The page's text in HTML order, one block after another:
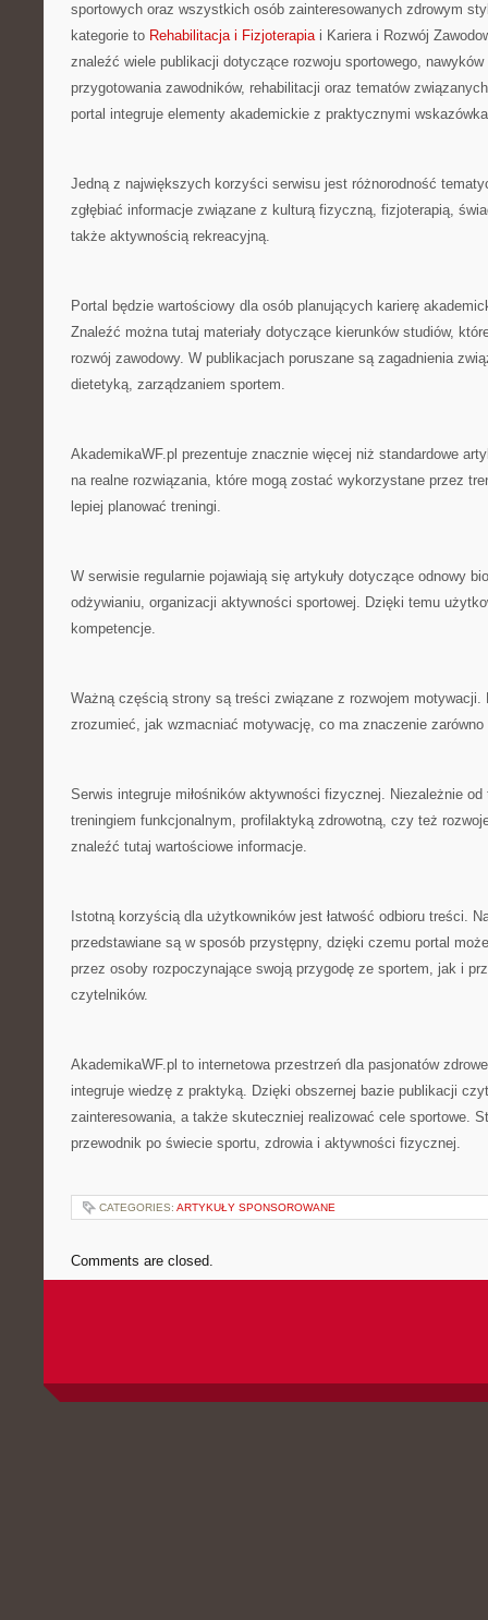
sportowych oraz wszystkich osób zainteresowanych zdrowym
kategorie to Rehabilitacja i Fizjoterapiai Kariera i Rozwój
znaleźć wiele publikacji dotyczące rozwoju sportowego,
przygotowania zawodników, rehabilitacji oraz tematów
portal integruje elementy akademickie z praktycznymi
Jedną z największych korzyści serwisu jest różnorodność
zgłębiać informacje związane z kulturą fizyczną, fizjoterapią,
także aktywnością rekreacyjną.
Portal będzie wartościowy dla osób planujących karierę
Znaleźć można tutaj materiały dotyczące kierunków studiów,
rozwój zawodowy. W publikacjach poruszane są zagadnienia
dietetyką, zarządzaniem sportem.
AkademikaWF.pl prezentuje znacznie więcej niż standardowe
na realne rozwiązania, które mogą zostać wykorzystane przez
lepiej planować treningi.
W serwisie regularnie pojawiają się artykuły dotyczące odnowy
odżywianiu, organizacji aktywności sportowej. Dzięki temu
kompetencje.
Ważną częścią strony są treści związane z rozwojem motywacji.
zrozumieć, jak wzmacniać motywację, co ma znaczenie
Serwis integruje miłośników aktywności fizycznej. Niezależnie
treningiem funkcjonalnym, profilaktyką zdrowotną, czy też
znaleźć tutaj wartościowe informacje.
Istotną korzyścią dla użytkowników jest łatwość odbioru treści.
przedstawiane są w sposób przystępny, dzięki czemu portal
przez osoby rozpoczynające swoją przygodę ze sportem, jak i
czytelników.
AkademikaWF.pl to internetowa przestrzeń dla pasjonatów
integruje wiedzę z praktyką. Dzięki obszernej bazie publikacji
zainteresowania, a także skuteczniej realizować cele sportowe.
przewodnik po świecie sportu, zdrowia i aktywności fizycznej.
CATEGORIES: ARTYKUŁY SPONSOROWANE
Comments are closed.